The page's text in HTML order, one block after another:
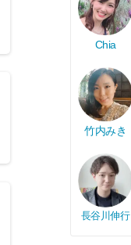
Chia
竹内みき
長谷川伸行